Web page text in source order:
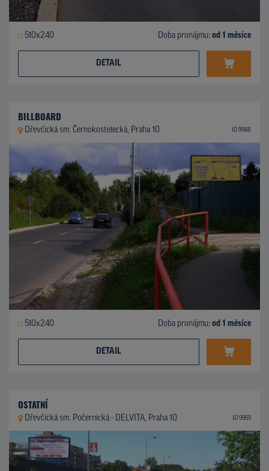
510x240 Doba pronájmu: od 1 měsíce
DETAIL
BILLBOARD
Dřevčická sm. Černokostelecká, Praha 10 ID 9968
510x240 Doba pronájmu: od 1 měsíce
DETAIL
OSTATNÍ
Dřevčická sm. Počernická - DELVITA, Praha 10 ID 9969